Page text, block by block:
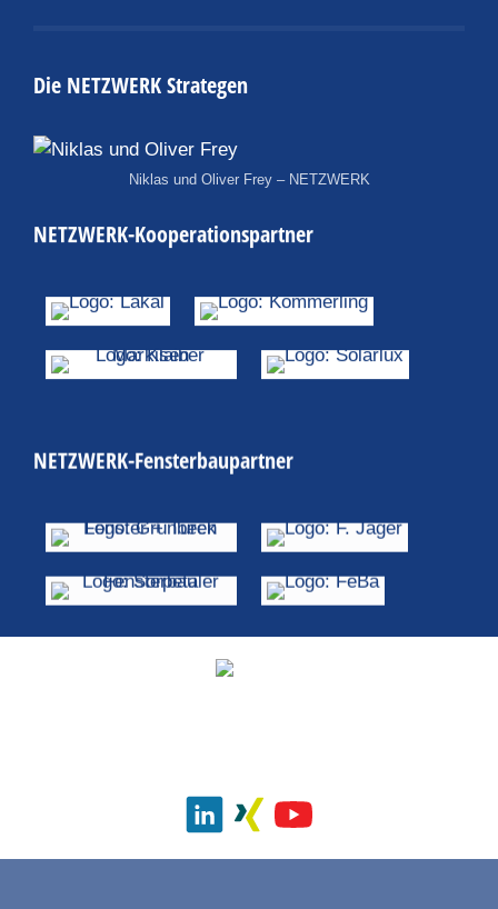
Die NETZWERK Strategen
Niklas und Oliver Frey – NETZWERK
NETZWERK-Kooperationspartner